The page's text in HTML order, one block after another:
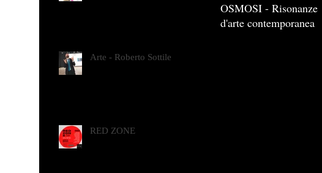
Arte - Roberto Sottile
RED ZONE
OSMOSI - Risonanze
d'arte contemporanea